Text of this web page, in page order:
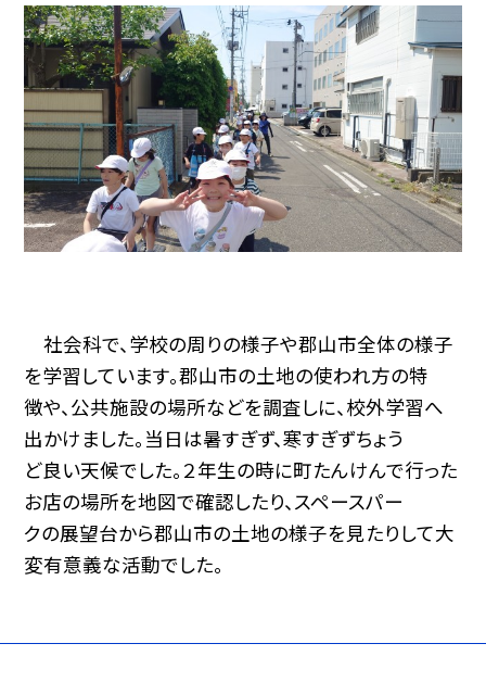
社会科で、学校の周りの様子や郡山市全体の様子
を学習しています。郡山市の土地の使われ方の特
徴や、公共施設の場所などを調査しに、校外学習へ
出かけました。当日は暑すぎず、寒すぎずちょう
ど良い天候でした。２年生の時に町たんけんで行った
お店の場所を地図で確認したり、スペースパー
クの展望台から郡山市の土地の様子を見たりして大
変有意義な活動でした。